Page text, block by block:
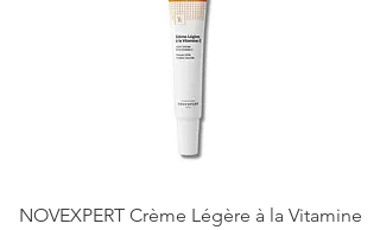
NOVEXPERT Crème Légère à la Vitamine